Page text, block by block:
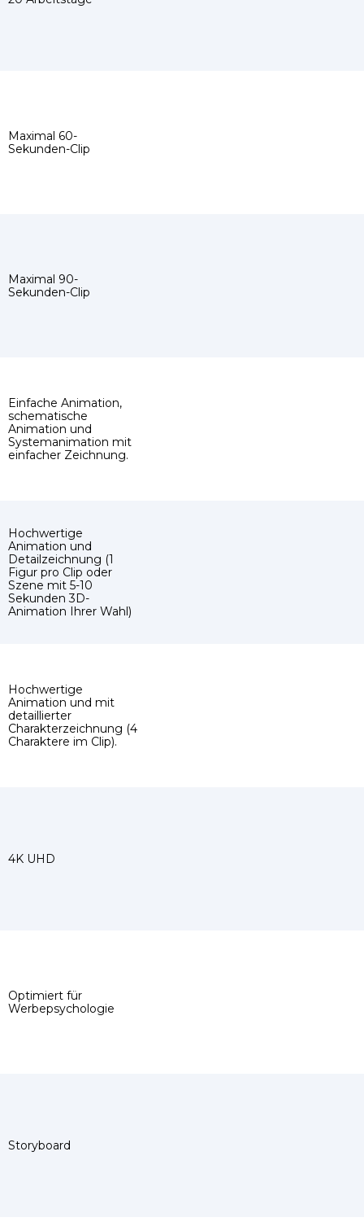
Maximal 60-
Sekunden-Clip
Maximal 90-
Sekunden-Clip
Einfache Animation,
schematische
Animation und
Systemanimation mit
einfacher Zeichnung.
Hochwertige
Animation und
Detailzeichnung (1
Figur pro Clip oder
Szene mit 5-10
Sekunden 3D-
Animation Ihrer Wahl)
Hochwertige
Animation und mit
detaillierter
Charakterzeichnung (4
Charaktere im Clip).
4K UHD
Optimiert für
Werbepsychologie
Storyboard